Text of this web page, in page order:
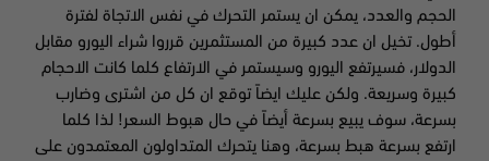
الحجم والعدد، يمكن ان يستمر التحرك في نفس الاتجاة لفترة
أطول. تخيل ان عدد كبيرة من المستثمرين قرروا شراء اليورو مقابل
الدولار، فسيرتفع اليورو وسيستمر في الارتفاع كلما كانت الاحجام
كبيرة وسريعة. ولكن عليك ايضاً توقع ان كل من اشترى وضارب
بسرعة، سوف يبيع بسرعة أيضاً في حال هبوط السعر! لذا كلما
ارتفع بسرعة هبط بسرعة، وهنا يتحرك المتداولون المعتمدون على